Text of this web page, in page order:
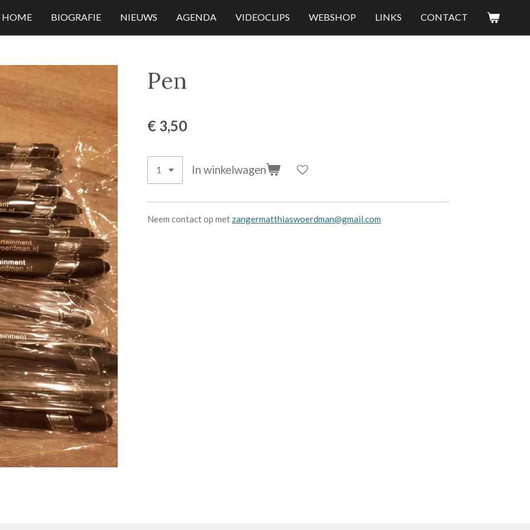
HOME BIOGRAFIE NIEUWS AGENDA VIDEOCLIPS WEBSHOP LINKS CONTACT
Pen
€ 3,50
In winkelwagen
Neem contact op met zangermatthiaswoerdman@gmail.com